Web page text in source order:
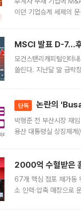
이던 기업승계 세제의
MSCI 발표 D-7…
모건스탠리캐피털인터
쏠린다. 지난달 말 급락
단독 논란의
박형준 전 부산시장 재
용산 대통령실 상징체
2000억 수혈받은
67개 핵심 점포 재가동
소 인력·압축 매장으로